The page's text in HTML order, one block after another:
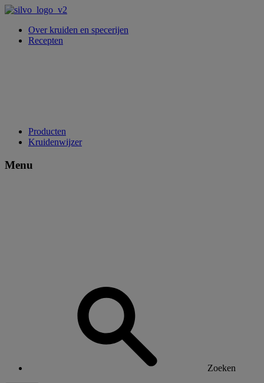
Over kruiden en specerijen
Recepten
Producten
Kruidenwijzer
Menu
Zoeken